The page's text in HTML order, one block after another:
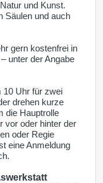
und Kunst.
Säulen und auch
gern kostenfrei in
unter der Angabe
10 Uhr für zwei
drehen kurze
die Hauptrolle
vor oder hinter der
oder Regie
eine Anmeldung